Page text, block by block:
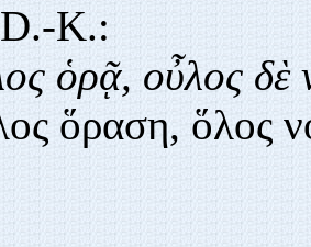
K.:
ὁρᾷ, οὖλος δὲ
ὅραση, ὅλος